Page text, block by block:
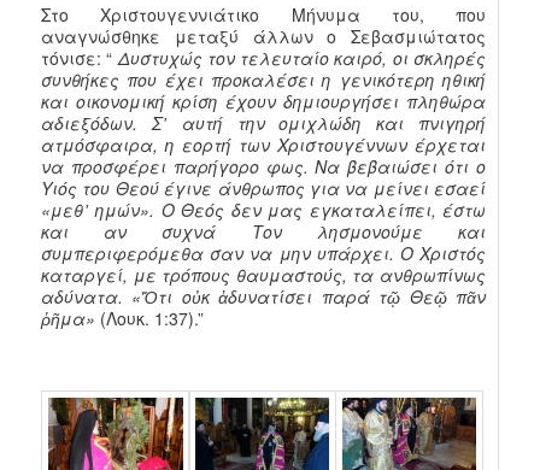
Στο Χριστουγεννιάτικο Μήνυμα του, που
αναγνώσθηκε μεταξύ άλλων ο Σεβασμιώτατος
τόνισε: “ Δυστυχώς τον τελευταίο καιρό, οι σκληρές
συνθήκες που έχει προκαλέσει η γενικότερη ηθική
και οικονομική κρίση έχουν δημιουργήσει πληθώρα
αδιεξόδων. Σ᾽ αυτή την ομιχλώδη και πνιγηρή
ατμόσφαιρα, η εορτή των Χριστουγέννων έρχεται
να προσφέρει παρήγορο φως. Να βεβαιώσει ότι ο
Υιός του Θεού έγινε άνθρωπος για να μείνει εσαεί
«μεθ᾽ ημών». Ο Θεός δεν μας εγκαταλείπει, έστω
και αν συχνά Τον λησμονούμε και
συμπεριφερόμεθα σαν να μην υπάρχει. Ο Χριστός
καταργεί, με τρόπους θαυμαστούς, τα ανθρωπίνως
αδύνατα. «Ὅτι οὐκ ἀδυνατίσει παρά τῷ Θεῷ πᾶν
ῥῆμα» (Λουκ. 1:37).”